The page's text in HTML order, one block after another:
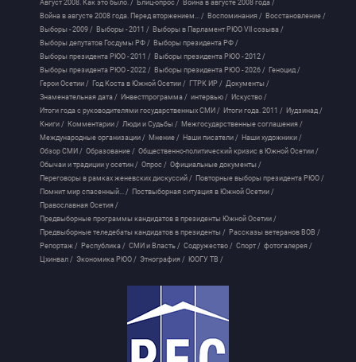
Август 2008. Как это было. / Блиц-опрос / Война в августе 2008 года /
Война в августе 2008 года. Перед вторжением... / Воспоминания / Восстановление /
Выборы - 2009 / Выборы - 2011 / Выборы в Парламент РЮО VII созыва /
Выборы депутатов Госдумы РФ / Выборы президента РФ /
Выборы президента РЮО - 2011 / Выборы президента РЮО - 2012 /
Выборы президента РЮО - 2022 / Выборы президента РЮО - 2026 / Геноцид /
Герои Осетии / Год Коста в Южной Осетии / ГТРК ИР / Документы /
Знаменательная дата / Инвестпрограмма / интервью / Искуство /
Итоги года с руководителями государственных СМИ / Итоги года. 2011 / Иудзинад /
Книги / Комментарии / Люди и Судьбы / Межгосударственные соглашения /
Международные организации / Мнение / Наши писатели / Наши художники /
Обзор СМИ / Образование / Общественно-политический кризис в Южной Осетии /
Обычаи и традиции у осетин / Опрос / Официальные документы /
Переговоры в рамках женевских дискуссий / Повторные выборы президента РЮО /
Помнит мир спасенный... / Поствыборная ситуация в Южной Осетии /
Православная Осетия /
Предвыборные программы кандидатов в президенты Южной Осетии /
Предвыборные теледебаты кандидатов в президенты / Рассказы ветеранов ВОВ /
Репортаж / Республика / СМИ и Власть / Содружество / Спорт / фотогалерея /
Цхинвал / Экономика РЮО / Этнография / ЮОГУ ТВ /